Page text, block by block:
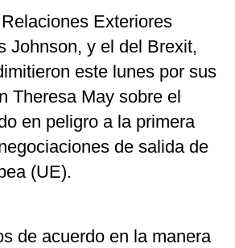
Exteriores
Johnson, y el del Brexit,
este lunes por sus
Theresa May sobre el
en peligro a la primera
de salida de
(UE).
de acuerdo en la manera